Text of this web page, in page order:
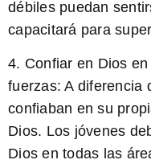
débiles puedan
capacitará para
4. Confiar en Dios
fuerzas: A diferencia
confiaban en su
Dios. Los jóvenes
Dios en todas las